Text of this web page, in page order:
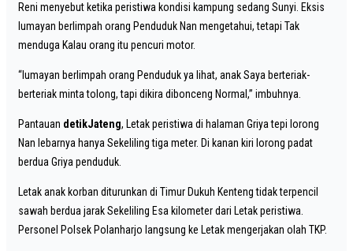
Reni menyebut ketika peristiwa kondisi kampung sedang Sunyi. Eksis
lumayan berlimpah orang Penduduk Nan mengetahui, tetapi Tak
menduga Kalau orang itu pencuri motor.
“lumayan berlimpah orang Penduduk ya lihat, anak Saya berteriak-
berteriak minta tolong, tapi dikira dibonceng Normal,” imbuhnya.
Pantauan detikJateng, Letak peristiwa di halaman Griya tepi lorong
Nan lebarnya hanya Sekeliling tiga meter. Di kanan kiri lorong padat
berdua Griya penduduk.
Letak anak korban diturunkan di Timur Dukuh Kenteng tidak terpencil
sawah berdua jarak Sekeliling Esa kilometer dari Letak peristiwa.
Personel Polsek Polanharjo langsung ke Letak mengerjakan olah TKP.